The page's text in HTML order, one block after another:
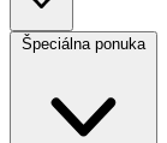
Špeciálna ponuka